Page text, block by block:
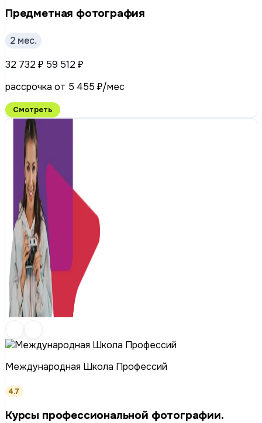
Предметная фотография
2 мес.
32 732 ₽ 59 512 ₽
рассрочка от 5 455 ₽/мес
Смотреть
Международная Школа Профессий
4.7
Курсы профессиональной фотографии.